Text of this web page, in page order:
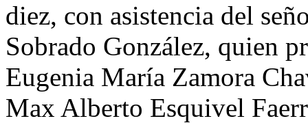
diez, con asistencia del
Sobrado González, quien
Eugenia María Zamora
Max Alberto Esquivel